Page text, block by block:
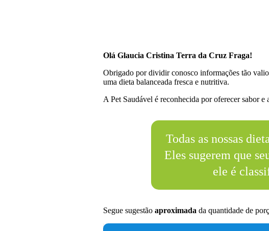
Olá Glaucia Cristina Terra da Cruz Fraga!
Obrigado por dividir conosco informações tão
uma dieta balanceada fresca e nutritiva.
A Pet Saudável é reconhecida por oferecer sabor
Todas as nossas
Eles sugerem que
ele é
Segue sugestão aproximada da quantidade de